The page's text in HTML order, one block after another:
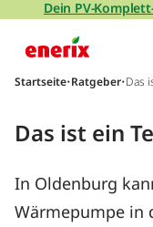
Direkt zum Inhalt
Dein PV-
Startseite•Ratgeber•Das
Das ist ein
In Oldenburg
Wärmepumpe in